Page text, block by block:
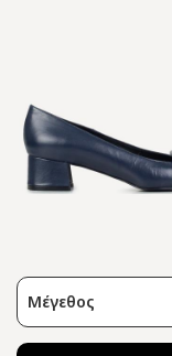
Μέγεθος